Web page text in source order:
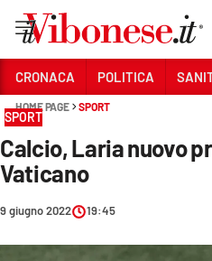
Sezioni
CRONACA
POLITICA
SANITÀ
CRONACA POLITICA
HOME PAGE SPORT
SPORT
Calcio, Laria nuovo
Vaticano
9 giugno 2022 19:45